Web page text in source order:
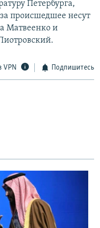
Петербурга,
за происшедшее несут
Матвеенко и
VPN Подпишитесь